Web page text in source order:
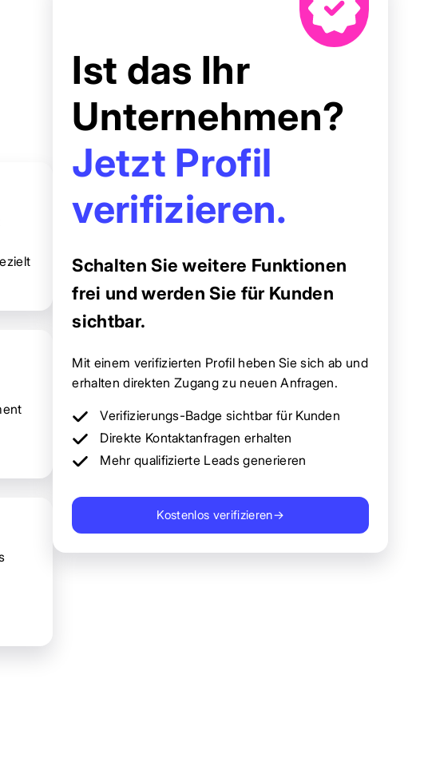
Ist das Ihr
Unternehmen?
Jetzt Profil
verifizieren.
Schalten Sie weitere Funktionen
frei und werden Sie für Kunden
sichtbar.
Mit einem verifizierten Profil heben Sie sich ab und
erhalten direkten Zugang zu neuen Anfragen.
Verifizierungs-Badge sichtbar für Kunden
Direkte Kontaktanfragen erhalten
Mehr qualifizierte Leads generieren
Kostenlos verifizieren→